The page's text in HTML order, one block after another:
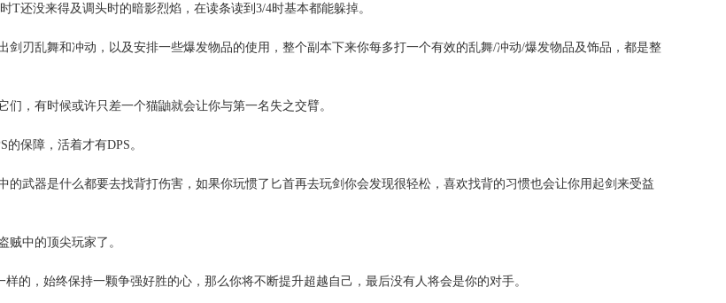
还没来得及调头时的暗影烈焰，在读条读到3/4时基本都能躲掉。
刃乱舞和冲动，以及安排一些爆发物品的使用，整个副本下来你每多打一个有效的乱舞/冲动/爆发物品及饰品，都是整
，有时候或许只差一个猫鼬就会让你与第一名失之交臂。
保障，活着才有DPS。
武器是什么都要去找背打伤害，如果你玩惯了匕首再去玩剑你会发现很轻松，喜欢找背的习惯也会让你用起剑来受益
贼中的顶尖玩家了。
的，始终保持一颗争强好胜的心，那么你将不断提升超越自己，最后没有人将会是你的对手。